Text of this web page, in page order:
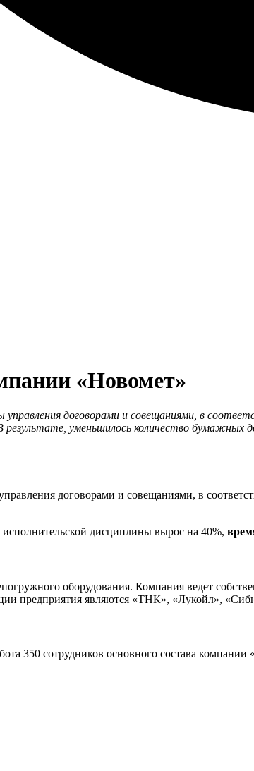
«Новомет»
договорами и совещаниями, в
уменьшилось количество бумажных
договорами и совещаниями, в
дисциплины вырос на 40%,
оборудования. Компания ведет
предприятия являются «ТНК», «Лукойл»,
350 сотрудников основного состава